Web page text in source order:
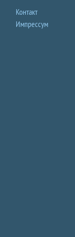
Контакт
Импрессум